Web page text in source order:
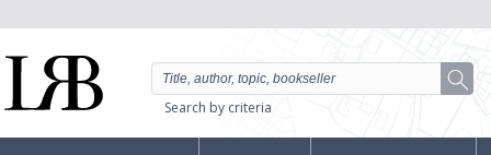
Search by criteria